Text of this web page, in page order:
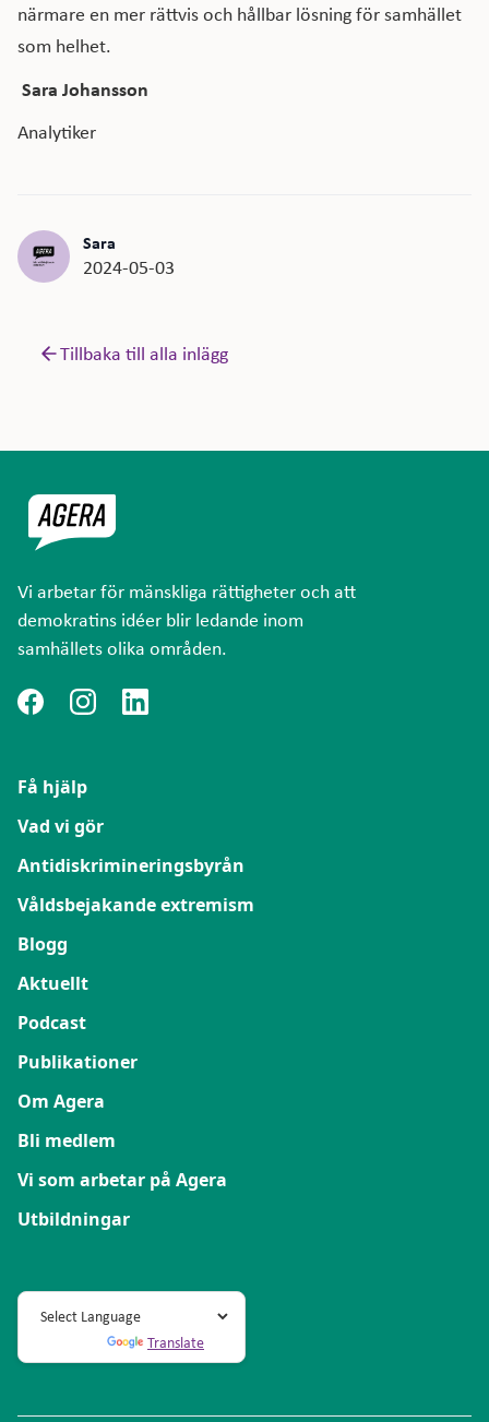
närmare en mer rättvis och hållbar lösning för samhället
som helhet.
Sara Johansson
Analytiker
Sara
2024-05-03
Tillbaka till alla inlägg
Vi arbetar för mänskliga rättigheter och att
demokratins idéer blir ledande inom
samhällets olika områden.
Få hjälp
Vad vi gör
Antidiskrimineringsbyrån
Våldsbejakande extremism
Blogg
Aktuellt
Podcast
Publikationer
Om Agera
Bli medlem
Vi som arbetar på Agera
Utbildningar
Translate